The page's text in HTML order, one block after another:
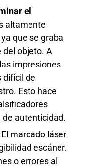
el
altamente
que se graba
del objeto. A
impresiones
difícil de
Esto hace
de autenticidad.
El marcado láser
escáner.
o errores al